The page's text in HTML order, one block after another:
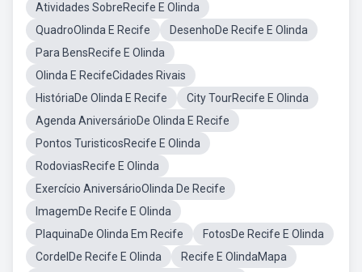
Atividades SobreRecife E Olinda
QuadroOlinda E Recife
DesenhoDe Recife E Olinda
Para BensRecife E Olinda
Olinda E RecifeCidades Rivais
HistóriaDe Olinda E Recife
City TourRecife E Olinda
Agenda AniversárioDe Olinda E Recife
Pontos TuristicosRecife E Olinda
RodoviasRecife E Olinda
Exercício AniversárioOlinda De Recife
ImagemDe Recife E Olinda
PlaquinaDe Olinda Em Recife
FotosDe Recife E Olinda
CordelDe Recife E Olinda
Recife E OlindaMapa